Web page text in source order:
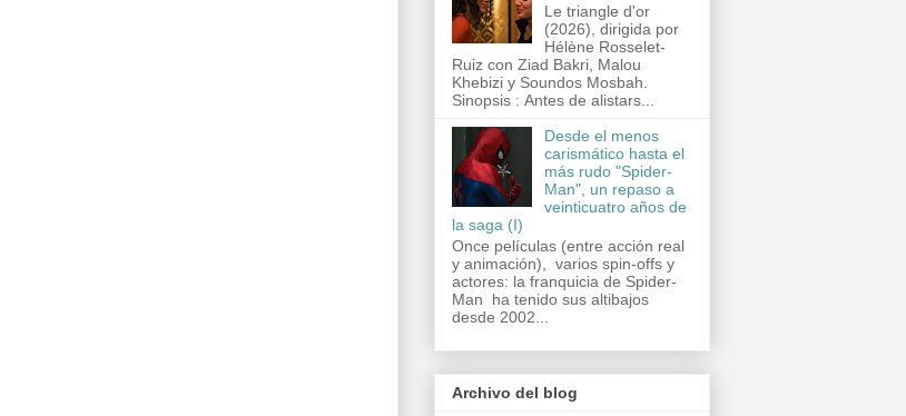
Le triangle d'or
(2026), dirigida por
Hélène Rosselet-
Ruiz con Ziad Bakri, Malou
Khebizi y Soundos Mosbah.
Sinopsis : Antes de alistars...
Desde el menos
carismático hasta el
más rudo "Spider-
Man", un repaso a
veinticuatro años de
la saga (I)
Once películas (entre acción real
y animación), varios spin-offs y
actores: la franquicia de Spider-
Man ha tenido sus altibajos
desde 2002...
Archivo del blog